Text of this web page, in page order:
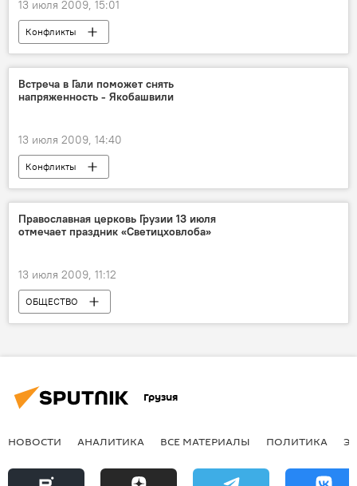
13 июля 2009, 15:01
Конфликты
Встреча в Гали поможет снять
напряженность - Якобашвили
13 июля 2009, 14:40
Конфликты
Православная церковь Грузии 13 июля
отмечает праздник «Светицховлоба»
13 июля 2009, 11:12
ОБЩЕСТВО
Грузия
НОВОСТИ АНАЛИТИКА ВСЕ МАТЕРИАЛЫ ПОЛИТИКА